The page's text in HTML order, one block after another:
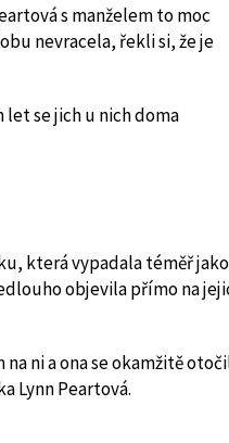
s manželem to moc
nevracela, řekli si, že je
se jich u nich doma
která vypadala téměř jako
objevila přímo na
na ni a ona se okamžitě
Lynn Peartová.